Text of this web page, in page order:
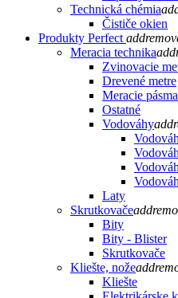
Technická chémia
Čističe okien
Produkty Perfect add
Meracia technikaadd
Zvinovacie
Drevené metre
Meracie pásma
Ostatné
Vodováhyadd
Laty
Skrutkovačeadd
Bity
Bity - Blister
Skrutkovače
Kliešte, nožeadd
Kliešte